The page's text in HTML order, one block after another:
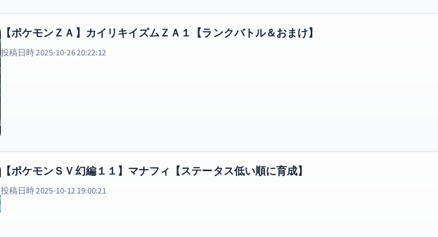
【ポケモンＺＡ】カイリキイズムＺＡ１【ランクバトル＆おまけ】
投稿日時 2025-10-26 20:22:12
【ポケモンＳＶ幻編１１】マナフィ【ステータス低い順に育成】
投稿日時 2025-10-12 19:00:21